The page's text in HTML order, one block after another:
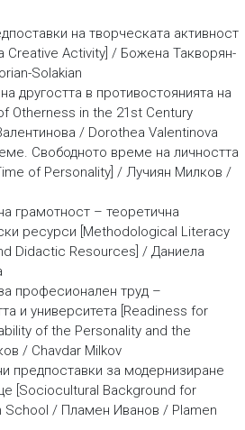
на творческата активност
Creative Activity] / Божена Такворян-
Solakian
другостта в противостоянията на
Otherness in the 21st Century
/ Dorothea Valentinova
Свободното време на личността
of Personality] / Лучиян Милков /
грамотност – теоретична
ресурси [Methodological Literacy
Didactic Resources] / Даниела
професионален труд –
и университета [Readiness for
of the Personality and the
/ Chavdar Milkov
предпоставки за модернизиране
[Sociocultural Background for
School / Пламен Иванов / Plamen